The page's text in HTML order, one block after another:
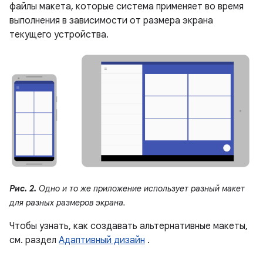
файлы макета, которые система применяет во время
выполнения в зависимости от размера экрана
текущего устройства.
Рис. 2. Одно и то же приложение использует разный макет
для разных размеров экрана.
Чтобы узнать, как создавать альтернативные макеты,
см. раздел Адаптивный дизайн .